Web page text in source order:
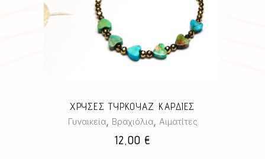
ΧΡΥΣΕΣ ΤΥΡΚΟΥΑΖ ΚΑΡΔΙΕΣ
Γυναικεία, Βραχιόλια, Αιματίτες
12,00 €